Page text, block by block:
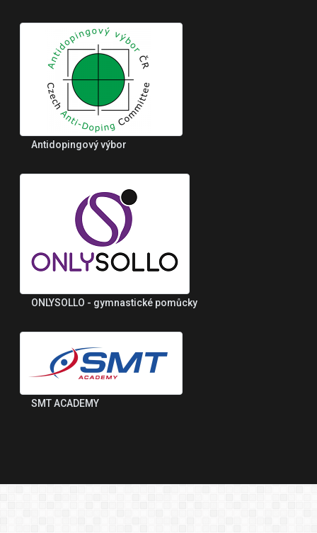
Antidopingový výbor
ONLYSOLLO - gymnastické pomůcky
SMT ACADEMY